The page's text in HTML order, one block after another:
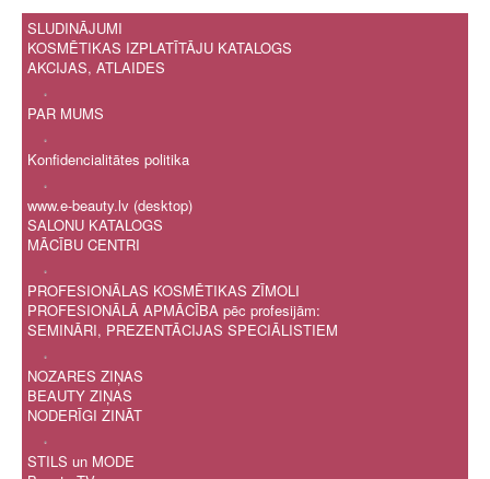
SLUDINĀJUMI
KOSMĒTIKAS IZPLATĪTĀJU KATALOGS
AKCIJAS, ATLAIDES
.
PAR MUMS
.
Konfidencialitātes politika
.
www.e-beauty.lv (desktop)
SALONU KATALOGS
MĀCĪBU CENTRI
.
PROFESIONĀLAS KOSMĒTIKAS ZĪMOLI
PROFESIONĀLĀ APMĀCĪBA pēc profesijām:
SEMINĀRI, PREZENTĀCIJAS SPECIĀLISTIEM
.
NOZARES ZIŅAS
BEAUTY ZIŅAS
NODERĪGI ZINĀT
.
STILS un MODE